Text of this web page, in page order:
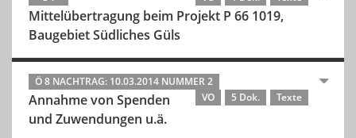
Mittelübertragung beim Projekt P 66 1019,
Baugebiet Südliches Güls
Ö 8 NACHTRAG: 10.03.2014 NUMMER 2
VO
5 Dok. Texte
Annahme von Spenden
und Zuwendungen u.ä.